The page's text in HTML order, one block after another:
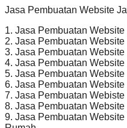
Jasa Pembuatan Website
1. Jasa Pembuatan
2. Jasa Pembuatan
3. Jasa Pembuatan
4. Jasa Pembuatan Website
5. Jasa Pembuatan
6. Jasa Pembuatan
7. Jasa Pembuatan
8. Jasa Pembuatan
9. Jasa Pembuatan